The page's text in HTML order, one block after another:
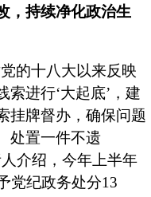
海汽
海汽
客运
快递
，持续净化政治生
的十八大以来反映
进行‘大起底’，建
挂牌督办，确保问题
处置一件不遗
介绍，今年上半年
党纪政务处分13